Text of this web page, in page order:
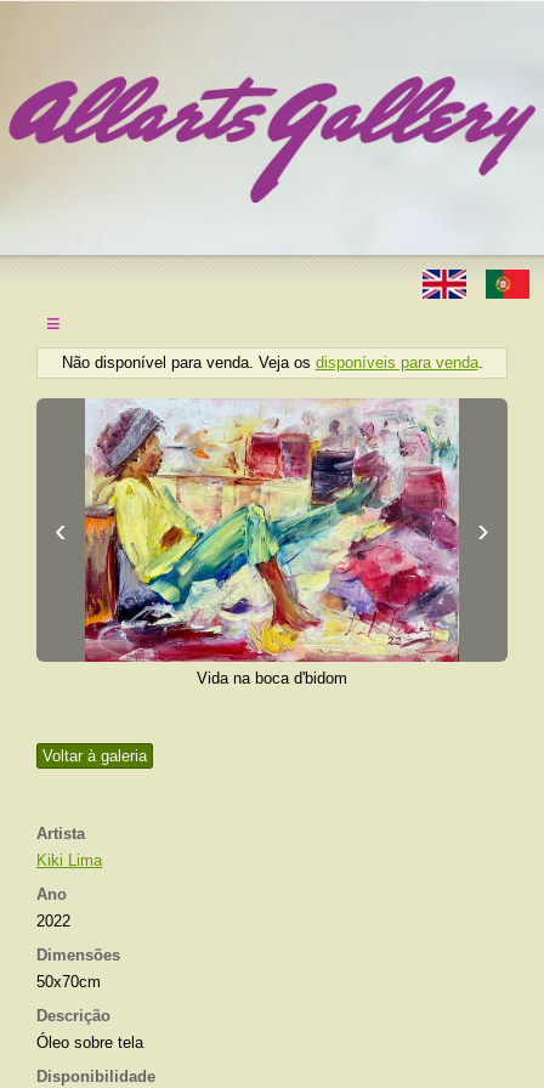
≡
Voltar à galeria
Artista
Kiki Lima
Ano
2022
Dimensões
50x70cm
Descrição
Óleo sobre tela
Disponibilidade
Não disponível para venda. Veja os disponíveis para venda.
‹ ›
Vida na boca d'bidom